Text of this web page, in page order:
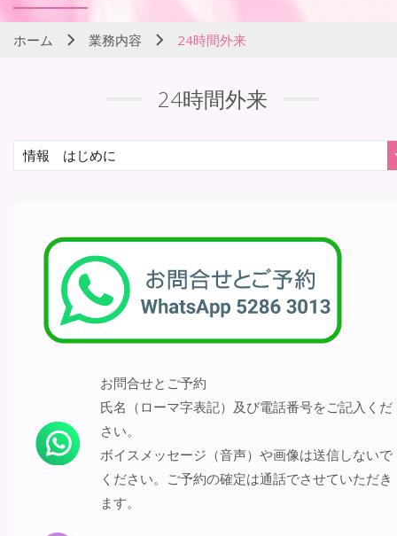
ホーム 業務内容 24時間外来
24時間外来
お問合せとご予約
氏名（ローマ字表記）及び電話番号をご記入くだ
さい。
ボイスメッセージ（音声）や画像は送信しないで
ください。ご予約の確定は通話でさせていただき
ます。